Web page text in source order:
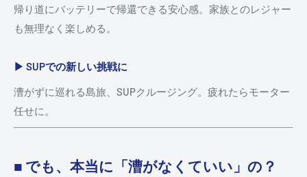
帰り道にバッテリーで帰還できる安心感。家族とのレジャー
も無理なく楽しめる。
▶ SUPでの新しい挑戦に
漕がずに巡れる島旅、SUPクルージング。疲れたらモーター
任せに。
■ でも、本当に「漕がなくていい」の？